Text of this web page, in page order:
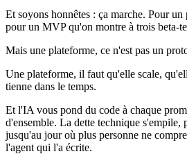
Et soyons honnêtes : ça marche. Pour
pour un MVP qu'on montre à trois beta-
Mais une plateforme, ce n'est pas un
Une plateforme, il faut qu'elle scale,
tienne dans le temps.
Et l'IA vous pond du code à chaque
d'ensemble. La dette technique s'empile,
jusqu'au jour où plus personne ne
l'agent qui l'a écrite.